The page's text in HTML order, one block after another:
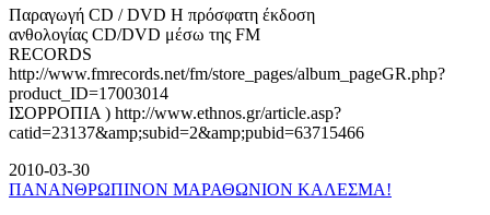
Παραγωγή CD / DVD Η πρόσφατη έκδοση
ανθολογίας CD/DVD μέσω της FM
RECORDS
http://www.fmrecords.net/fm/store_pages/album_pageGR.php?
product_ID=17003014
ΙΣΟΡΡΟΠΙΑ ) http://www.ethnos.gr/article.asp?
catid=23137&amp;subid=2&amp;pubid=63715466
2010-03-30
ΠΑΝΑΝΘΡΩΠΙΝΟΝ ΜΑΡΑΘΩΝΙΟΝ ΚΑΛΕΣΜΑ!